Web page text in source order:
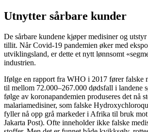
Utnytter sårbare kunder
De sårbare kundene kjøper medisiner og utstyr
tillit. Når Covid-19 pandemien øker med
utviklingsland, er dette et nytt lønnsomt
industrien.
Ifølge en rapport fra WHO i 2017 fører falske
til mellom 72.000–267.000 dødsfall i landene
følge av koronapandemien produseres det nå
malariamedisiner, som falske
fyller nå opp grå markeder i Afrika til bruk
Jakarta Post). Ofte inneholder ikke falske